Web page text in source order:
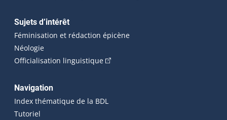
Sujets d’intérêt
Féminisation et rédaction épicène
Néologie
Officialisation linguistique(Cet hyperlien externe s'ouvrira
Navigation
Index thématique de la BDL
Tutoriel